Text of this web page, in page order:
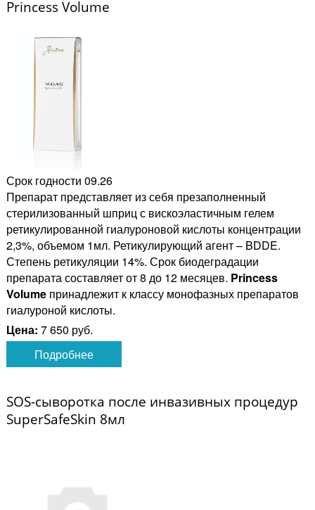
Princess Volume
Срок годности 09.26
Препарат представляет из себя презаполненный
стерилизованный шприц с вискоэластичным гелем
ретикулированной гиалуроновой кислоты концентрации
2,3%, объемом 1мл. Ретикулирующий агент – BDDE.
Степень ретикуляции 14%. Срок биодеградации
препарата составляет от 8 до 12 месяцев. Princess
Volume принадлежит к классу монофазных препаратов
гиалуроной кислоты.
Цена: 7 650 руб.
Подробнее
SOS-сыворотка после инвазивных процедур
SuperSafeSkin 8мл